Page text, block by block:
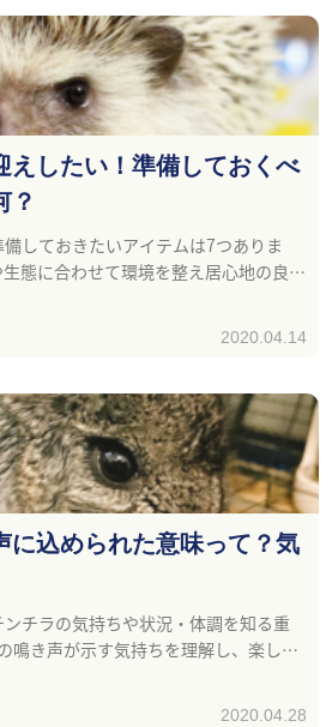
えしたい！準備しておくべ
？
しておきたいアイテムは7つありま
態に合わせて環境を整え居心地の良い
2020.04.14
に込められた意味って？気
チラの気持ちや状況・体調を知る重
鳴き声が示す気持ちを理解し、楽しく
2020.04.28